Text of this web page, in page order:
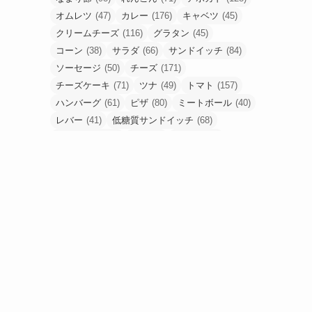
オムレツ (47) カレー (176) キャベツ (45)
クリームチーズ (116) グラタン (45)
コーン (38) サラダ (66) サンドイッチ (84)
ソーセージ (50) チーズ (171)
チーズケーキ (71) ツナ (49) トマト (157)
ハンバーグ (61) ピザ (80) ミートボール (40)
レバー (41) 低糖質サンドイッチ (68)